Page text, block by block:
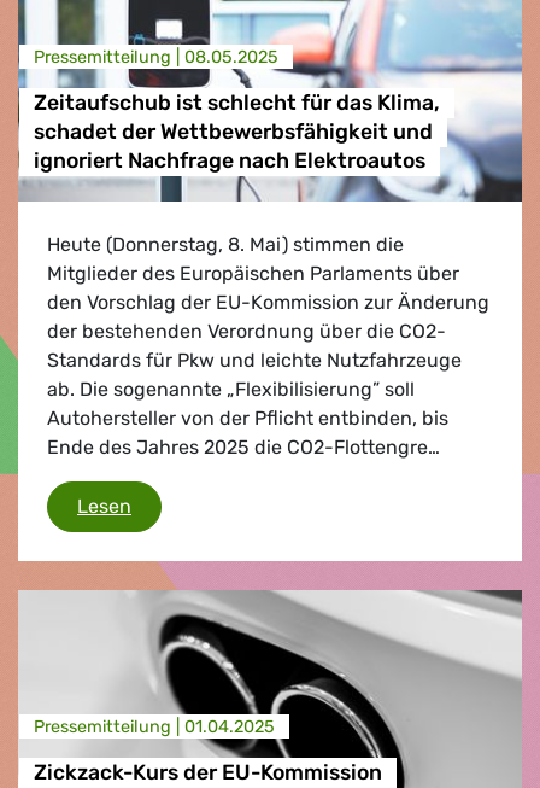
Presse­mitteilung | 08.05.2025
Zeitaufschub ist schlecht für das Klima,
schadet der Wettbewerbsfähigkeit und
ignoriert Nachfrage nach Elektroautos
Heute (Donnerstag, 8. Mai) stimmen die
Mitglieder des Europäischen Parlaments über
den Vorschlag der EU-Kommission zur Änderung
der bestehenden Verordnung über die CO2-
Standards für Pkw und leichte Nutzfahrzeuge
ab. Die sogenannte „Flexibilisierung” soll
Autohersteller von der Pflicht entbinden, bis
Ende des Jahres 2025 die CO2-Flottengre…
Lesen Zeitaufschub ist schlecht für das Klima,
Presse­mitteilung | 01.04.2025
Zickzack-Kurs der EU-Kommission